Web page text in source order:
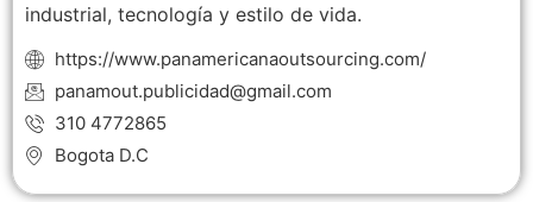
industrial, tecnología y estilo de vida.
https://www.panamericanaoutsourcing.com/
panamout.publicidad@gmail.com
310 4772865
Bogota D.C